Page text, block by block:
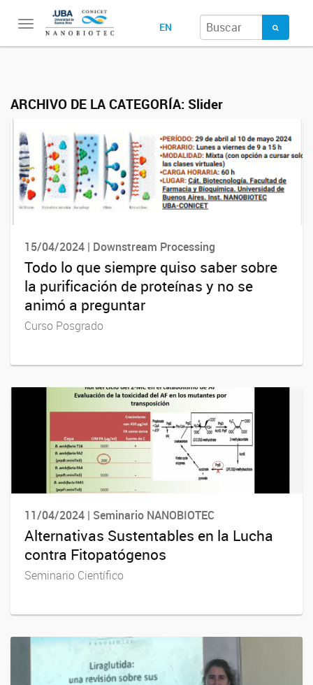
Toggle
navigation
EN
ARCHIVO DE LA CATEGORÍA: Slider
15/04/2024 | Downstream Processing
Todo lo que siempre quiso saber sobre
la purificación de proteínas y no se
animó a preguntar
Curso Posgrado
11/04/2024 | Seminario NANOBIOTEC
Alternativas Sustentables en la Lucha
contra Fitopatógenos
Seminario Científico